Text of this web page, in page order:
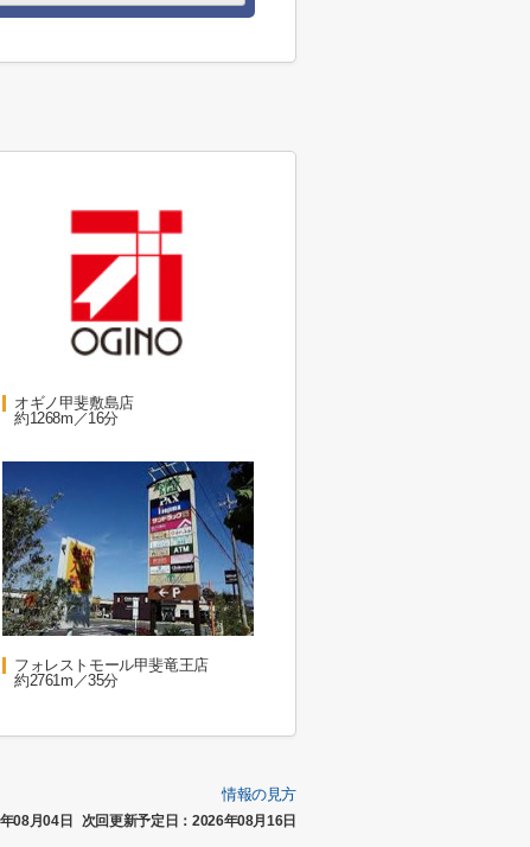
オギノ甲斐敷島店
約1268m／16分
フォレストモール甲斐竜王店
約2761m／35分
情報の見方
08月04日 次回更新予定日：2026年08月16日